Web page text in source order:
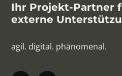
Ihr Projekt-Partner
externe
agil. digital. phänomenal.